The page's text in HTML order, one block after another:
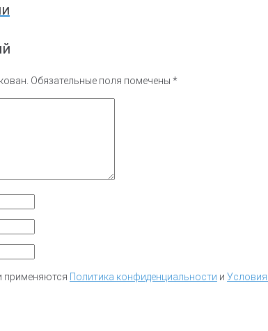
Обязательные поля помечены *
применяются Политика конфиденциальности и